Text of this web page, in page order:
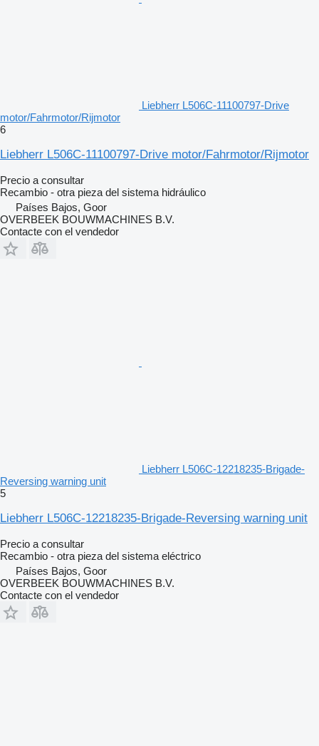
Liebherr L506C-11100797-Drive
motor/Fahrmotor/Rijmotor
6
Liebherr L506C-11100797-Drive motor/Fahrmotor/Rijmotor
Precio a consultar
Recambio - otra pieza del sistema hidráulico
Países Bajos, Goor
OVERBEEK BOUWMACHINES B.V.
Contacte con el vendedor
Liebherr L506C-12218235-Brigade-
Reversing warning unit
5
Liebherr L506C-12218235-Brigade-Reversing warning unit
Precio a consultar
Recambio - otra pieza del sistema eléctrico
Países Bajos, Goor
OVERBEEK BOUWMACHINES B.V.
Contacte con el vendedor